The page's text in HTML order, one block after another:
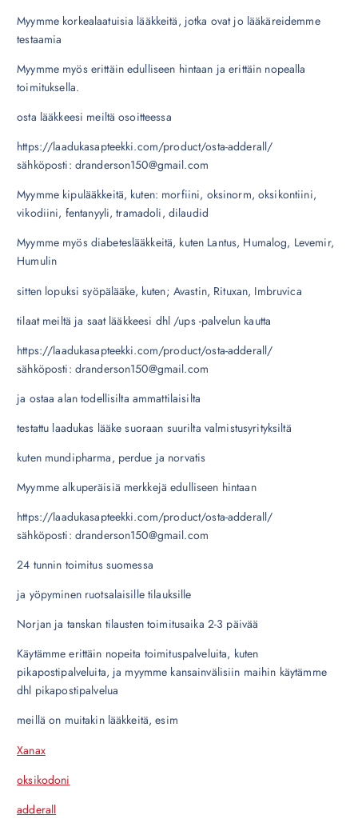
Myymme korkealaatuisia lääkkeitä, jotka ovat jo lääkäreidemme
testaamia
Myymme myös erittäin edulliseen hintaan ja erittäin nopealla
toimituksella.
osta lääkkeesi meiltä osoitteessa
https://laadukasapteekki.com/product/osta-adderall/
sähköposti: dranderson150@gmail.com
Myymme kipulääkkeitä, kuten: morfiini, oksinorm, oksikontiini,
vikodiini, fentanyyli, tramadoli, dilaudid
Myymme myös diabeteslääkkeitä, kuten Lantus, Humalog, Levemir,
Humulin
sitten lopuksi syöpälääke, kuten; Avastin, Rituxan, Imbruvica
tilaat meiltä ja saat lääkkeesi dhl /ups -palvelun kautta
https://laadukasapteekki.com/product/osta-adderall/
sähköposti: dranderson150@gmail.com
ja ostaa alan todellisilta ammattilaisilta
testattu laadukas lääke suoraan suurilta valmistusyrityksiltä
kuten mundipharma, perdue ja norvatis
Myymme alkuperäisiä merkkejä edulliseen hintaan
https://laadukasapteekki.com/product/osta-adderall/
sähköposti: dranderson150@gmail.com
24 tunnin toimitus suomessa
ja yöpyminen ruotsalaisille tilauksille
Norjan ja tanskan tilausten toimitusaika 2-3 päivää
Käytämme erittäin nopeita toimituspalveluita, kuten
pikapostipalveluita, ja myymme kansainvälisiin maihin käytämme
dhl pikapostipalvelua
meillä on muitakin lääkkeitä, esim
Xanax
oksikodoni
adderall